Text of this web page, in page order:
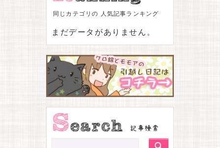
同じカテゴリの 人気記事ランキング
まだデータがありません。